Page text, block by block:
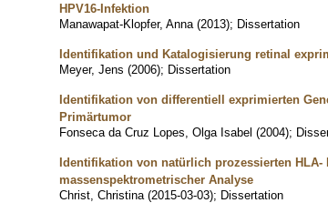
HPV16-Infektion
Manawapat-Klopfer, Anna (2013); Dissertation
Identifikation und Katalogisierung retinal
Meyer, Jens (2006); Dissertation
Identifikation von differentiell exprimierten
Primärtumor
Fonseca da Cruz Lopes, Olga Isabel (2004);
Identifikation von natürlich prozessierten
massenspektrometrischer Analyse
Christ, Christina (2015-03-03); Dissertation